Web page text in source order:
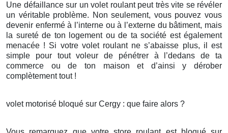
Une défaillance sur un volet roulant peut très vite se révéler
un véritable problème. Non seulement, vous pouvez vous
devenir enfermé à l’interne ou à l’externe du bâtiment, mais
la sureté de ton logement ou de ta société est également
menacée ! Si votre volet roulant ne s’abaisse plus, il est
simple pour tout voleur de pénétrer à l’dedans de ta
commerce ou de ton maison et d’ainsi y dérober
complètement tout !
volet motorisé bloqué sur Cergy : que faire alors ?